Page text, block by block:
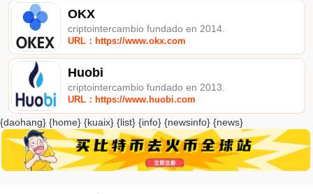
OKX
criptointercambio fundado en 2014.
URL：https://www.okx.com
Huobi
criptointercambio fundado en 2013.
URL：https://www.huobi.com
{daohang} {home} {kuaix} {list} {info} {newsinfo} {news}